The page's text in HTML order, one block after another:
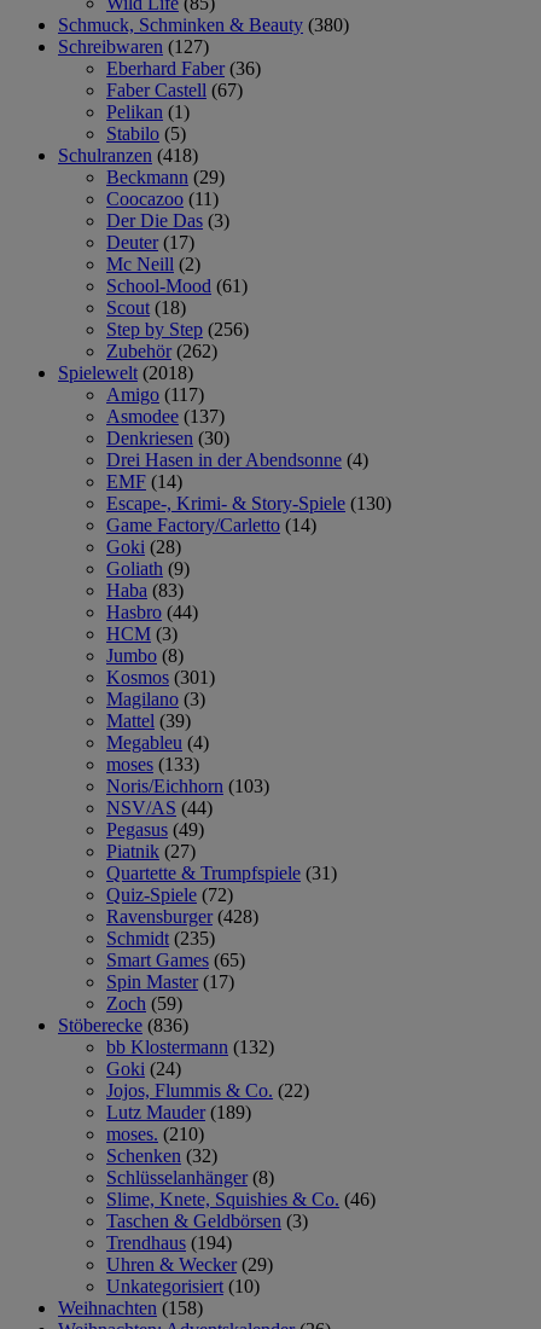
Schmuck, Schminken & Beauty (380)
Schreibwaren (127)
Eberhard Faber (36)
Faber Castell (67)
Pelikan (1)
Stabilo (5)
Schulranzen (418)
Beckmann (29)
Coocazoo (11)
Der Die Das (3)
Deuter (17)
Mc Neill (2)
School-Mood (61)
Scout (18)
Step by Step (256)
Zubehör (262)
Spielewelt (2018)
Amigo (117)
Asmodee (137)
Denkriesen (30)
Drei Hasen in der Abendsonne (4)
EMF (14)
Escape-, Krimi- & Story-Spiele (130)
Game Factory/Carletto (14)
Goki (28)
Goliath (9)
Haba (83)
Hasbro (44)
HCM (3)
Jumbo (8)
Kosmos (301)
Magilano (3)
Mattel (39)
Megableu (4)
moses (133)
Noris/Eichhorn (103)
NSV/AS (44)
Pegasus (49)
Piatnik (27)
Quartette & Trumpfspiele (31)
Quiz-Spiele (72)
Ravensburger (428)
Schmidt (235)
Smart Games (65)
Spin Master (17)
Zoch (59)
Stöberecke (836)
bb Klostermann (132)
Goki (24)
Jojos, Flummis & Co. (22)
Lutz Mauder (189)
moses. (210)
Schenken (32)
Schlüsselanhänger (8)
Slime, Knete, Squishies & Co. (46)
Taschen & Geldbörsen (3)
Trendhaus (194)
Uhren & Wecker (29)
Unkategorisiert (10)
Weihnachten (158)